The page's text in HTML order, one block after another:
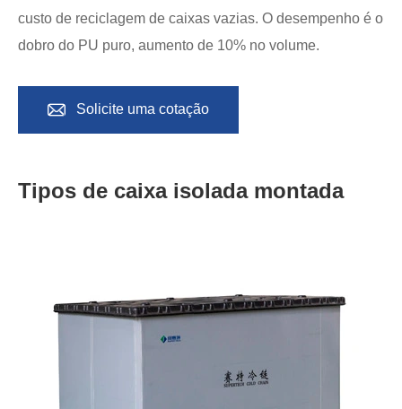
custo de reciclagem de caixas vazias. O desempenho é o
dobro do PU puro, aumento de 10% no volume.
 Solicite uma cotação
Tipos de caixa isolada montada